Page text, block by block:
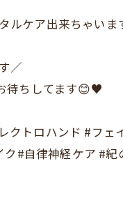
ルケア出来ちゃいま
／
待ちしてます😊♥️
クトロハンド #フ
#自律神経ケア #